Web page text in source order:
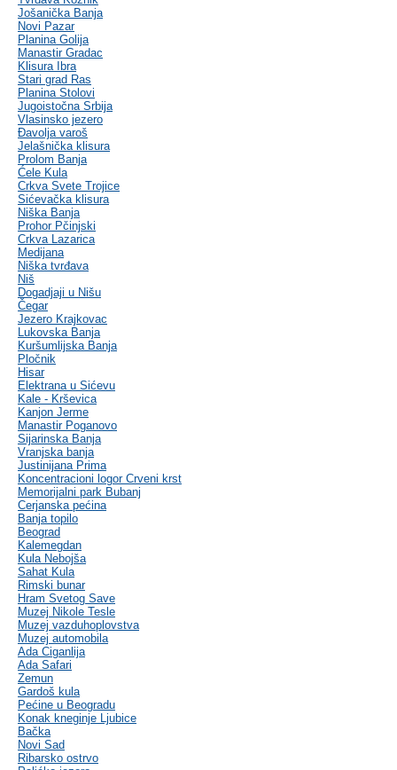
Jošanička Banja
Novi Pazar
Planina Golija
Manastir Gradac
Klisura Ibra
Stari grad Ras
Planina Stolovi
Jugoistočna Srbija
Vlasinsko jezero
Đavolja varoš
Jelašnička klisura
Prolom Banja
Ćele Kula
Crkva Svete Trojice
Sićevačka klisura
Niška Banja
Prohor Pčinjski
Crkva Lazarica
Medijana
Niška tvrđava
Niš
Dogadjaji u Nišu
Čegar
Jezero Krajkovac
Lukovska Banja
Kuršumlijska Banja
Pločnik
Hisar
Elektrana u Sićevu
Kale - Krševica
Kanjon Jerme
Manastir Poganovo
Sijarinska Banja
Vranjska banja
Justinijana Prima
Koncentracioni logor Crveni krst
Memorijalni park Bubanj
Cerjanska pećina
Banja topilo
Beograd
Kalemegdan
Kula Nebojša
Sahat Kula
Rimski bunar
Hram Svetog Save
Muzej Nikole Tesle
Muzej vazduhoplovstva
Muzej automobila
Ada Ciganlija
Ada Safari
Zemun
Gardoš kula
Pećine u Beogradu
Konak kneginje Ljubice
Bačka
Novi Sad
Ribarsko ostrvo